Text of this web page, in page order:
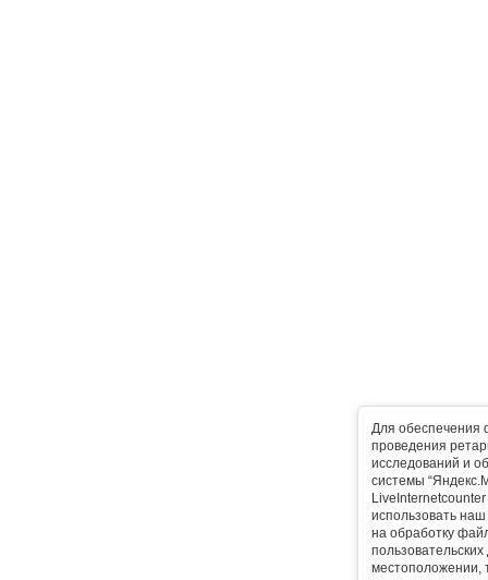
Для обеспечения
проведения
исследований и
системы
использовать
на обработку
местоположении,